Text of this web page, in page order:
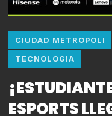
CIUDAD METROPOLI
TECNOLOGIA
ESPORTS